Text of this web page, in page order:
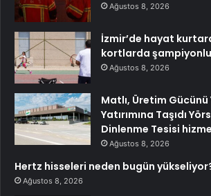
Ağustos 8, 2026
İzmir’de hayat
kortlarda
Ağustos 8, 2026
Matlı, Üretim Gücünü
Yatırımına Taşıdı
Dinlenme Tesisi
Ağustos 8, 2026
Hertz hisseleri neden bugün
Ağustos 8, 2026